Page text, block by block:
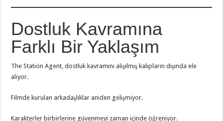
Dostluk Kavramına
Farklı Bir Yaklaşım
The Station Agent, dostluk kavramını alışılmış kalıpların dışında ele
alıyor.
Filmde kurulan arkadaşlıklar aniden gelişmiyor.
Karakterler birbirlerine güvenmeyi zaman içinde öğreniyor.